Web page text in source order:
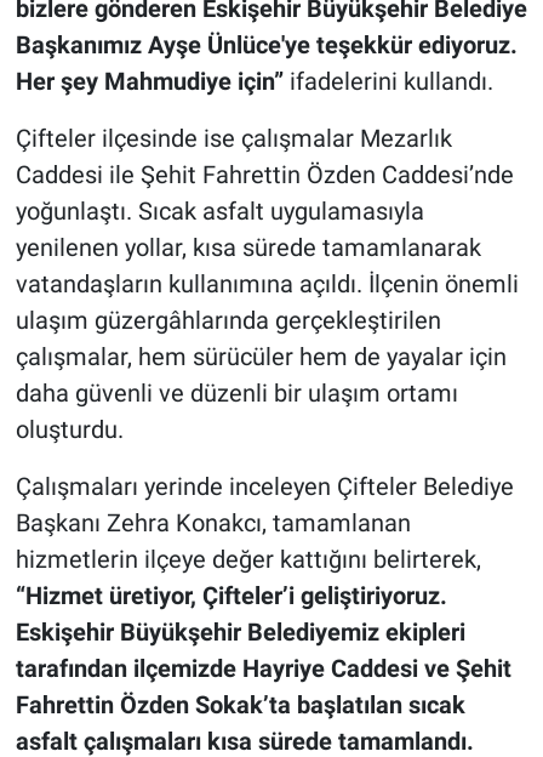
bizlere gönderen Eskişehir Büyükşehir Belediye
Başkanımız Ayşe Ünlüce'ye teşekkür ediyoruz.
Her şey Mahmudiye için”ifadelerini kullandı.
Çifteler ilçesinde ise çalışmalar Mezarlık
Caddesi ile Şehit Fahrettin Özden Caddesi’nde
yoğunlaştı. Sıcak asfalt uygulamasıyla
yenilenen yollar, kısa sürede tamamlanarak
vatandaşların kullanımına açıldı. İlçenin önemli
ulaşım güzergâhlarında gerçekleştirilen
çalışmalar, hem sürücüler hem de yayalar için
daha güvenli ve düzenli bir ulaşım ortamı
oluşturdu.
Çalışmaları yerinde inceleyen Çifteler Belediye
Başkanı Zehra Konakcı, tamamlanan
hizmetlerin ilçeye değer kattığını belirterek,
“Hizmet üretiyor, Çifteler’i geliştiriyoruz.
Eskişehir Büyükşehir Belediyemiz ekipleri
tarafından ilçemizde Hayriye Caddesi ve Şehit
Fahrettin Özden Sokak’ta başlatılan sıcak
asfalt çalışmaları kısa sürede tamamlandı.